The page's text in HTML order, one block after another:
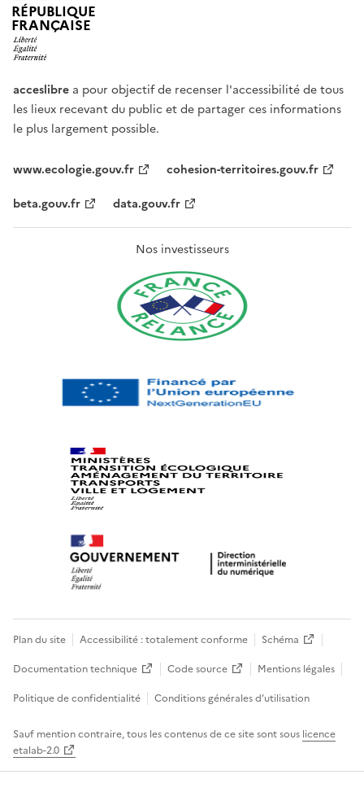
RÉPUBLIQUE
FRANÇAISE
acceslibre a pour objectif de recenser l'accessibilité de tous
les lieux recevant du public et de partager ces informations
le plus largement possible.
www.ecologie.gouv.fr
cohesion-territoires.gouv.fr
beta.gouv.fr
data.gouv.fr
Nos investisseurs
Plan du site Accessibilité : totalement conforme
Schéma
Documentation technique
Code source
Mentions légales
Politique de confidentialité
Conditions générales d’utilisation
Sauf mention contraire, tous les contenus de ce site sont sous licence
etalab-2.0